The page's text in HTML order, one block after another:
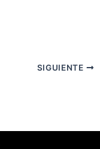
SIGUIENTE